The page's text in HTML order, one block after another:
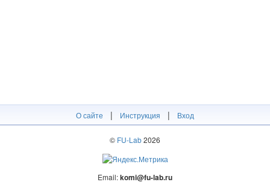
О сайте | Инструкция | Вход
© FU-Lab2026
Email:komi@fu-lab.ru